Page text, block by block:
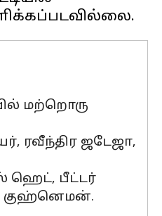
மற்றொரு
ரவீந்திர ஜடேஜா,
ஹெட், பீட்டர்
குஹ்னெமன்.